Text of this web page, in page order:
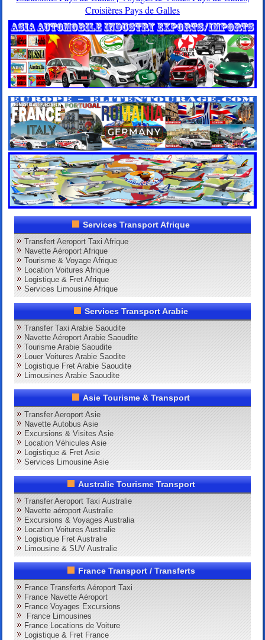
Croisières Pays de Galles
Services Transport Afrique
Transfert Aeroport Taxi Afrique
Navette Aéroport Afrique
Tourisme & Voyage Afrique
Location Voitures Afrique
Logistique & Fret Afrique
Services Limousine Afrique
Services Transport Arabie
Transfer Taxi Arabie Saoudite
Navette Aéroport Arabie Saoudite
Tourisme Arabie Saoudite
Louer Voitures Arabie Saodite
Logistique Fret Arabie Saoudite
Limousines Arabie Saoudite
Asie Tourisme & Transport
Transfer Aeroport Asie
Navette Autobus Asie
Excursions & Visites Asie
Location Véhicules Asie
Logistique & Fret Asie
Services Limousine Asie
Australie Tourisme Transport
Transfer Aeroport Taxi Australie
Navette aéroport Australie
Excursions & Voyages Australia
Location Voitures Australie
Logistique Fret Australie
Limousine & SUV Australie
France Transport / Transferts
France Transferts Aéroport Taxi
France Navette Aéroport
France Voyages Excursions
France Limousines
France Locations de Voiture
Logistique & Fret France